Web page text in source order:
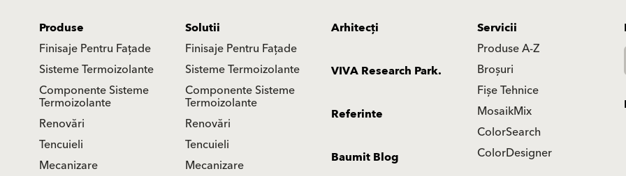
Produse
Finisaje Pentru Fațade
Sisteme Termoizolante
Componente Sisteme
Termoizolante
Renovări
Tencuieli
Mecanizare
Solutii
Finisaje Pentru Fațade
Sisteme Termoizolante
Componente Sisteme
Termoizolante
Renovări
Tencuieli
Mecanizare
Arhitecți
Servicii
Produse A-Z
Broșuri
Fișe Tehnice
MosaikMix
ColorSearch
ColorDesigner
VIVA Research Park.
Referinte
Baumit Blog